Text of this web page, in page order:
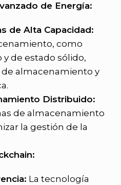
de Energía:
de Alta Capacidad:
como
de estado sólido,
almacenamiento y
Distribuido:
de almacenamiento
la gestión de la
La tecnología